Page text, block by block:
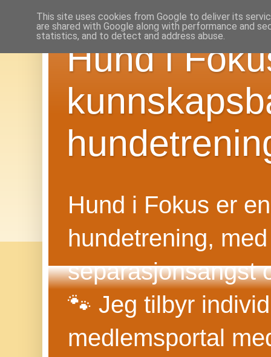
Hund i
Hund i Fokus er
hundetrening,
separasjonsangst
🐾 Jeg tilbyr
medlemsportal
This site uses cookies from Google to deliver its
are shared with Google along with performance and
statistics, and to detect and address abuse.